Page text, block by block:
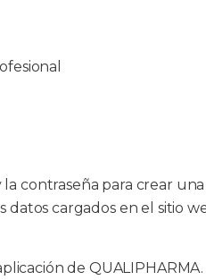
contraseña para crear una
datos cargados en el sitio
de QUALIPHARMA.